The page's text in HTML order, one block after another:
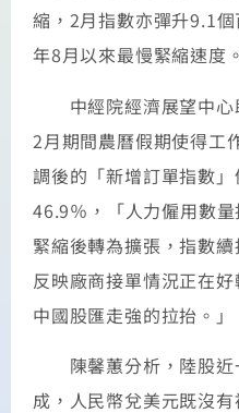
縮，2月指數亦彈升9.1
年8月以來最慢緊縮速度。
中經院經濟展望中心
2月期間農曆假期使得工
調後的「新增訂單指數
46.9％，「人力僱用數
緊縮後轉為擴張，指數
反映廠商接單情況正在
中國股匯走強的拉抬。」
陳馨蕙分析，陸股近
成，人民幣兌美元既沒